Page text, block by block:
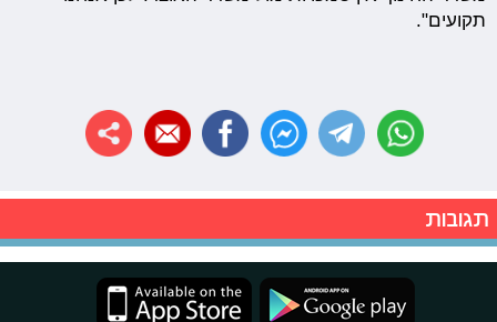
תקועים".
תגובות